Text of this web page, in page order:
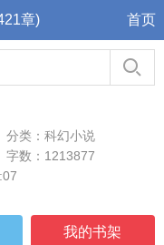
章) 首页
分类：科幻小说
字数：1213877
我的书架